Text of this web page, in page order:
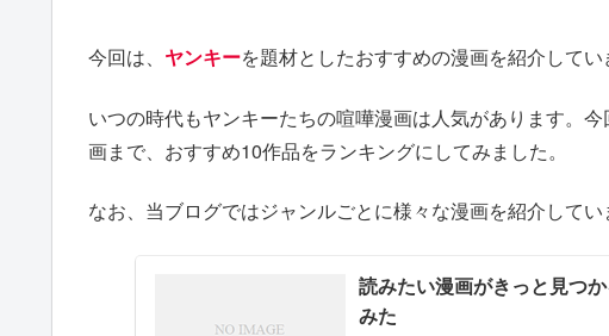
今回は、 ヤンキーを題材としたおすすめの漫画を紹介してい
いつの時代もヤンキーたちの喧嘩漫画は人気があります。
画まで、おすすめ10作品をランキングにしてみました。
なお、当ブログではジャンルごとに様々な漫画を紹介して
読みたい漫画がきっと見つ
みた